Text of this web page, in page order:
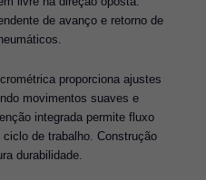
de avanço e retorno de
proporciona ajustes
movimentos suaves e
integrada permite fluxo
de trabalho. Construção
durabilidade.